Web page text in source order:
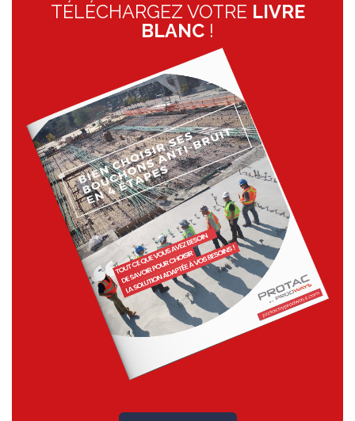
TÉLÉCHARGEZ VOTRE LIVRE
BLANC !